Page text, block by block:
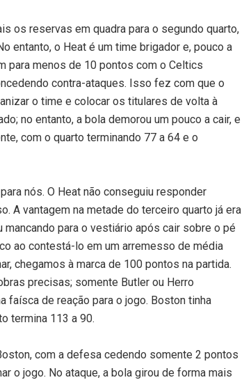
os reservas em quadra para o segundo quarto,
entanto, o Heat é um time brigador e, pouco a
para menos de 10 pontos com o Celtics
contra-ataques. Isso fez com que o
o time e colocar os titulares de volta à
no entanto, a bola demorou um pouco a cair, e
com o quarto terminando 77 a 64 e o
nós. O Heat não conseguiu responder
A vantagem na metade do terceiro quarto já era
para o vestiário após cair sobre o pé
ao contestá-lo em um arremesso de média
chegamos à marca de 100 pontos na partida.
precisas; somente Butler ou Herro
faísca de reação para o jogo. Boston tinha
termina 113 a 90.
com a defesa cedendo somente 2 pontos
o jogo. No ataque, a bola girou de forma mais